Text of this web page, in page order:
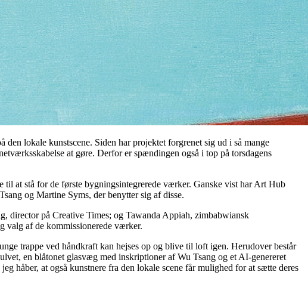
lokale kunstscene. Siden har projektet forgrenet sig ud i så mange
at gøre. Derfor er spændingen også i top på torsdagens
at stå for de første bygningsintegrerede værker. Ganske vist har Art Hub
og Martine Syms, der benytter sig af disse.
director på Creative Times; og Tawanda Appiah, zimbabwiansk
valg af de kommissionerede værker.
trappe ved håndkraft kan hejses op og blive til loft igen. Herudover består
en blåtonet glasvæg med inskriptioner af Wu Tsang og et AI-genereret
at også kunstnere fra den lokale scene får mulighed for at sætte deres